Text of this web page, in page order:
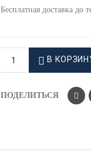
Бесплатная доставка до
В
ПОДЕЛИТЬСЯ